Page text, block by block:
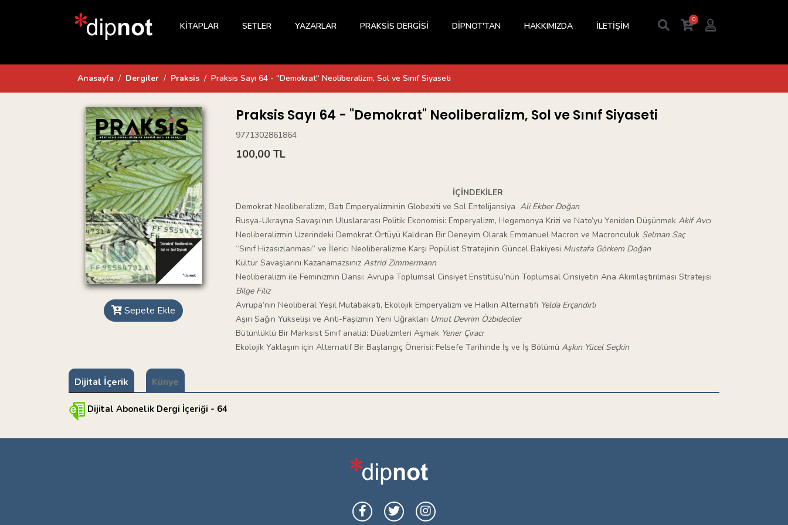
KİTAPLAR SETLER YAZARLAR PRAKSİS DERGİSİ DİPNOT'TAN HAKKIMIZDA İLETİŞİM
0
Anasayfa Dergiler Praksis Praksis Sayı 64 - "Demokrat" Neoliberalizm, Sol ve Sınıf Siyaseti
Sepete Ekle
Praksis Sayı 64 - "Demokrat" Neoliberalizm, Sol ve Sınıf Siyaseti
9771302861864
100,00 TL
İÇİNDEKİLER
Demokrat Neoliberalizm, Batı Emperyalizminin Globexiti ve Sol Entelijansiya Ali Ekber Doğan
Rusya-Ukrayna Savaşı’nın Uluslararası Politik Ekonomisi: Emperyalizm, Hegemonya Krizi ve Nato’yu Yeniden Düşünmek Akif Avcı
Neoliberalizmin Üzerindeki Demokrat Örtüyü Kaldıran Bir Deneyim Olarak Emmanuel Macron ve Macronculuk Selman Saç
“Sınıf Hizasızlanması” ve İlerici Neoliberalizme Karşı Popülist Stratejinin Güncel Bakiyesi Mustafa Görkem Doğan
Kültür Savaşlarını Kazanamazsınız Astrid Zimmermann
Neoliberalizm ile Feminizmin Dansı: Avrupa Toplumsal Cinsiyet Enstitüsü’nün Toplumsal Cinsiyetin Ana Akımlaştırılması Stratejisi
Bilge Filiz
Avrupa’nın Neoliberal Yeşil Mutabakatı, Ekolojik Emperyalizm ve Halkın Alternatifi Yelda Erçandırlı
Aşırı Sağın Yükselişi ve Anti-Faşizmin Yeni Uğrakları Umut Devrim Özbideciler
Bütünlüklü Bir Marksist Sınıf analizi: Düalizmleri Aşmak Yener Çıracı
Ekolojik Yaklaşım için Alternatif Bir Başlangıç Önerisi: Felsefe Tarihinde İş ve İş Bölümü Aşkın Yücel Seçkin
Dijital İçerik Künye
Dijital Abonelik Dergi İçeriği - 64